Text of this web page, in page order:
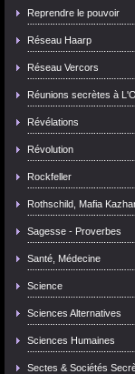
Reprendre le pouvoir
Réseau Haarp
Réseau Vercors
Réunions secrètes à
Révélations
Révolution
Rockfeller
Rothschild, Mafia
Sagesse - Proverbes
Santé, Médecine
Science
Sciences Alternatives
Sciences Humaines
Sectes & Sociétés